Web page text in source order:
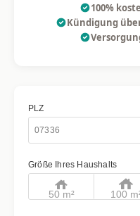
100%
Kündigung